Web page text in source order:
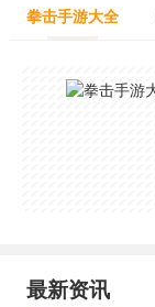
拳击手游大全
最新资讯